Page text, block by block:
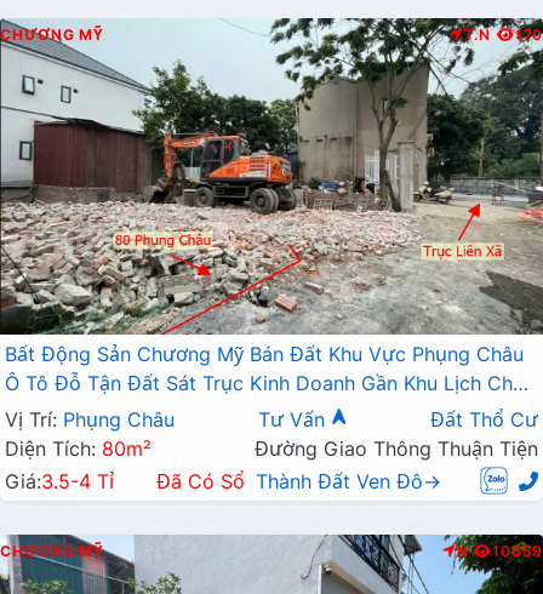
CHƯƠNG MỸ T.N 170
Bất Động Sản Chương Mỹ Bán Đất Khu Vực Phụng Châu
Ô Tô Đỗ Tận Đất Sát Trục Kinh Doanh Gần Khu Lịch Chùa
Trầm
Vị Trí: Phụng Châu Tư Vấn
Đất Thổ Cư
Diện Tích: 80m²
Đường Giao Thông Thuận Tiện
Giá:3.5-4 Tỉ Đã Có Sổ Thành Đất Ven Đô→
CHƯƠNG MỸ N 10659